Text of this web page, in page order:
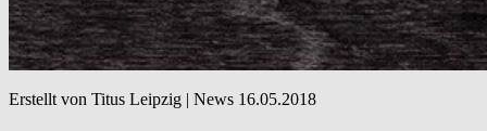
Erstellt von Titus Leipzig | News 16.05.2018